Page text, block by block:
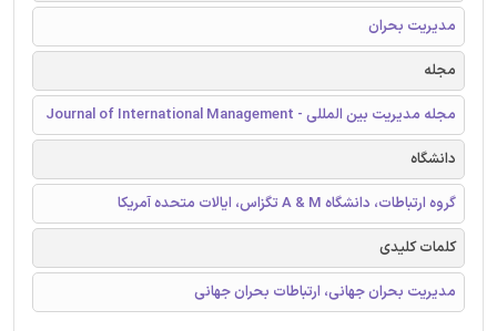
مدیریت بحران
مجله
مجله مدیریت بین المللی - Journal of International Management
دانشگاه
گروه ارتباطات، دانشگاه A & M تگزاس، ایالات متحده آمریکا
کلمات کلیدی
مدیریت بحران جهانی، ارتباطات بحران جهانی